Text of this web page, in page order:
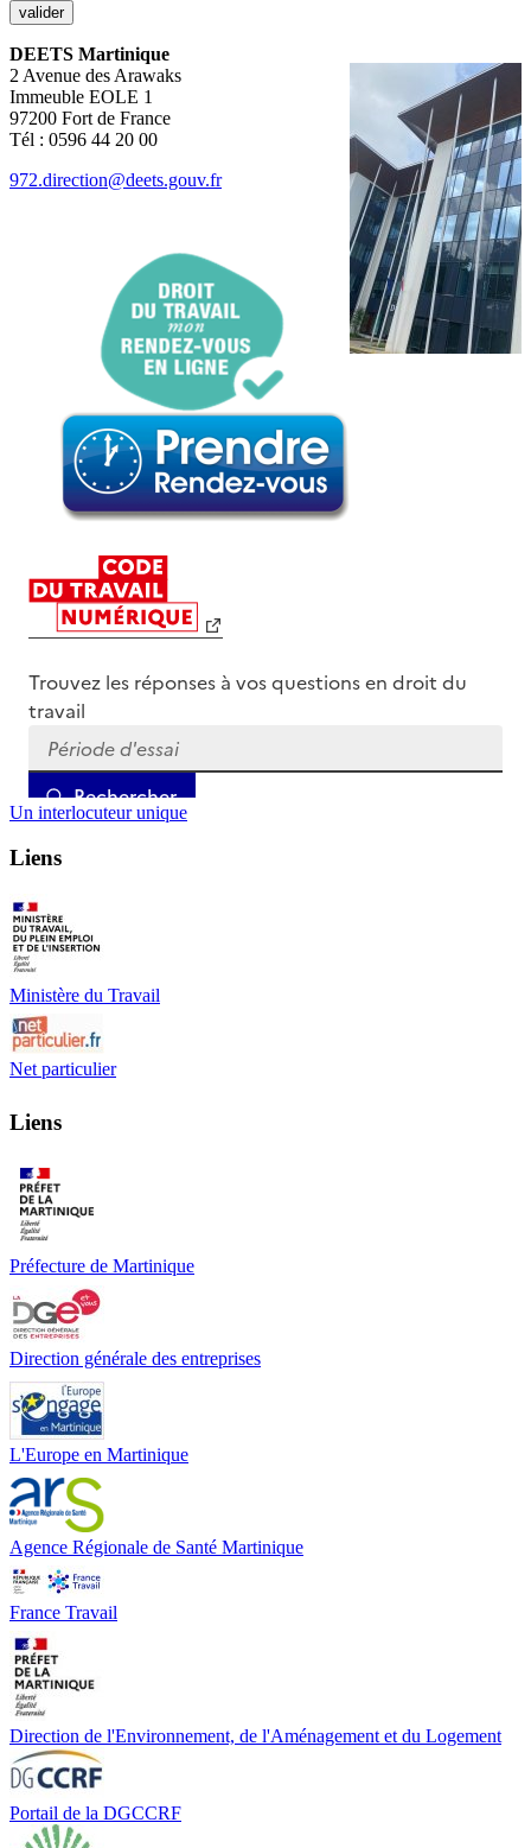
DEETS Martinique
2 Avenue des Arawaks
Immeuble EOLE 1
97200 Fort de France
Tél : 0596 44 20 00
972.direction@deets.gouv.fr
Un interlocuteur unique
Liens
Ministère du Travail
Net particulier
Liens
Préfecture de Martinique
Direction générale des entreprises
L'Europe en Martinique
Agence Régionale de Santé Martinique
France Travail
Direction de l'Environnement, de l'Aménagement et du Logement
Portail de la DGCCRF